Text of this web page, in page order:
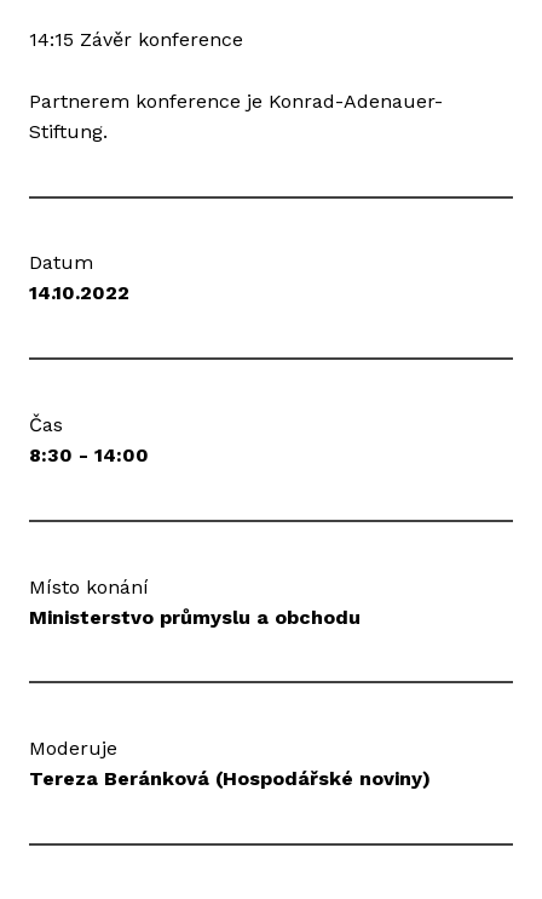
14:15 Závěr konference
Partnerem konference je Konrad-Adenauer-
Stiftung.
Datum
14.10.2022
Čas
8:30 - 14:00
Místo konání
Ministerstvo průmyslu a obchodu
Moderuje
Tereza Beránková (Hospodářské noviny)